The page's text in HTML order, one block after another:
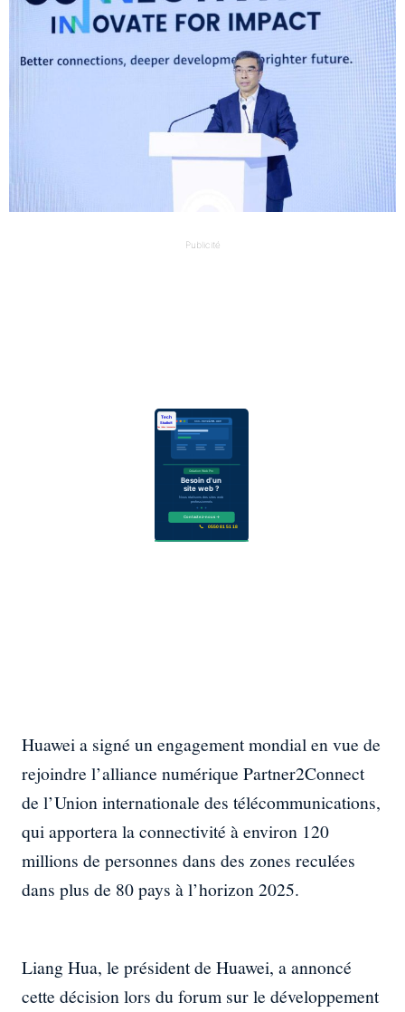
Publicité
Huawei a signé un engagement mondial en vue de
rejoindre l’alliance numérique Partner2Connect
de l’Union internationale des télécommunications,
qui apportera la connectivité à environ 120
millions de personnes dans des zones reculées
dans plus de 80 pays à l’horizon 2025.
Liang Hua, le président de Huawei, a annoncé
cette décision lors du forum sur le développement